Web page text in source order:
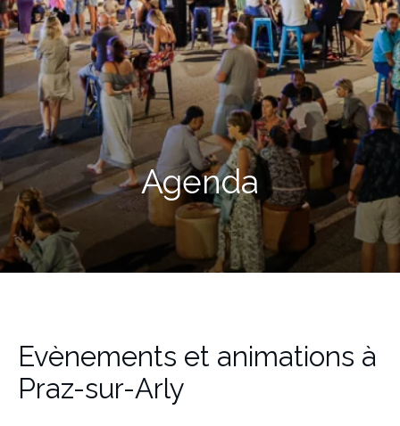
Agenda
Evènements et animations à
Praz-sur-Arly